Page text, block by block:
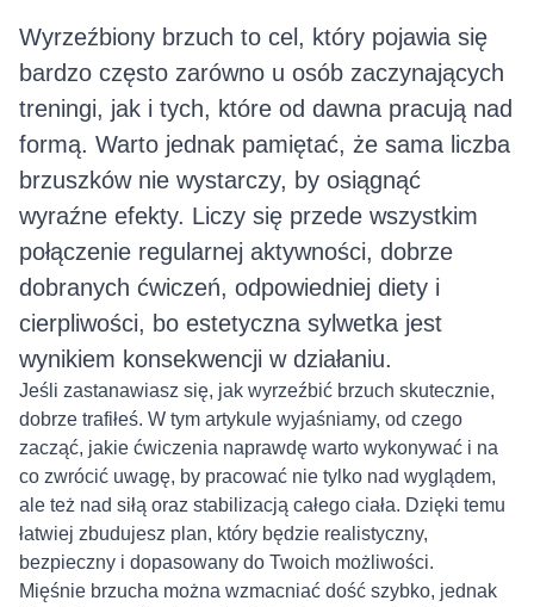
Wyrzeźbiony brzuch to cel, który pojawia się
bardzo często zarówno u osób zaczynających
treningi, jak i tych, które od dawna pracują nad
formą. Warto jednak pamiętać, że sama liczba
brzuszków nie wystarczy, by osiągnąć
wyraźne efekty. Liczy się przede wszystkim
połączenie regularnej aktywności, dobrze
dobranych ćwiczeń, odpowiedniej diety i
cierpliwości, bo estetyczna sylwetka jest
wynikiem konsekwencji w działaniu.
Jeśli zastanawiasz się, jak wyrzeźbić brzuch skutecznie,
dobrze trafiłeś. W tym artykule wyjaśniamy, od czego
zacząć, jakie ćwiczenia naprawdę warto wykonywać i na
co zwrócić uwagę, by pracować nie tylko nad wyglądem,
ale też nad siłą oraz stabilizacją całego ciała. Dzięki temu
łatwiej zbudujesz plan, który będzie realistyczny,
bezpieczny i dopasowany do Twoich możliwości.
Mięśnie brzucha można wzmacniać dość szybko, jednak